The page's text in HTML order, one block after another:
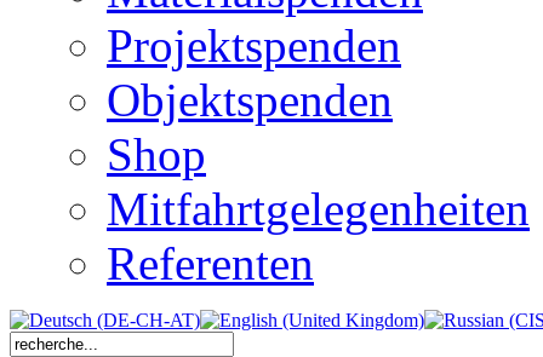
Projektspenden
Objektspenden
Shop
Mitfahrtgelegenheiten
Referenten